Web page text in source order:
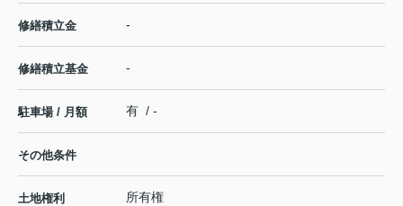
修繕積立金 -
修繕積立基金 -
駐車場 / 月額 有 / -
その他条件
土地権利 所有権